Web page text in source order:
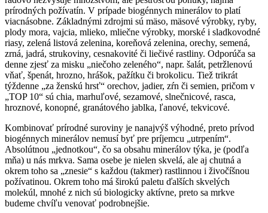
prírodných požívatín. V prípade biogénnych minerálov to platí
viacnásobne. Základnými zdrojmi sú mäso, mäsové výrobky, ryby,
plody mora, vajcia, mlieko, mliečne výrobky, morské i sladkovodné
riasy, zelená listová zelenina, koreňová zelenina, orechy, semená,
zrná, jadrá, strukoviny, cesnakovité či liečivé rastliny. Odporúča sa
denne zjesť za misku „niečoho zeleného“, napr. šalát, petržlenovú
vňať, špenát, hrozno, hrášok, pažítku či brokolicu. Tiež trikrát
týždenne „za ženskú hrsť“ orechov, jadier, zŕn či semien, pričom v
„TOP 10“ sú chia, marhuľové, sezamové, slnečnicové, rasca,
hroznové, konopné, granátového jablka, ľanové, tekvicové.
Kombinovať prírodné suroviny je nanajvýš výhodné, preto prívod
biogénnych minerálov nemusí byť pre príjemcu „utrpením“.
Absolútnou „jednotkou“, čo sa obsahu minerálov týka, je (podľa
mňa) u nás mrkva. Sama osebe je nielen skvelá, ale aj chutná a
okrem toho sa „znesie“ s každou (takmer) rastlinnou i živočíšnou
požívatinou. Okrem toho má širokú paletu ďalších skvelých
molekúl, mnohé z nich sú biologicky aktívne, preto sa mrkve
budeme chvíľu venovať podrobnejšie.